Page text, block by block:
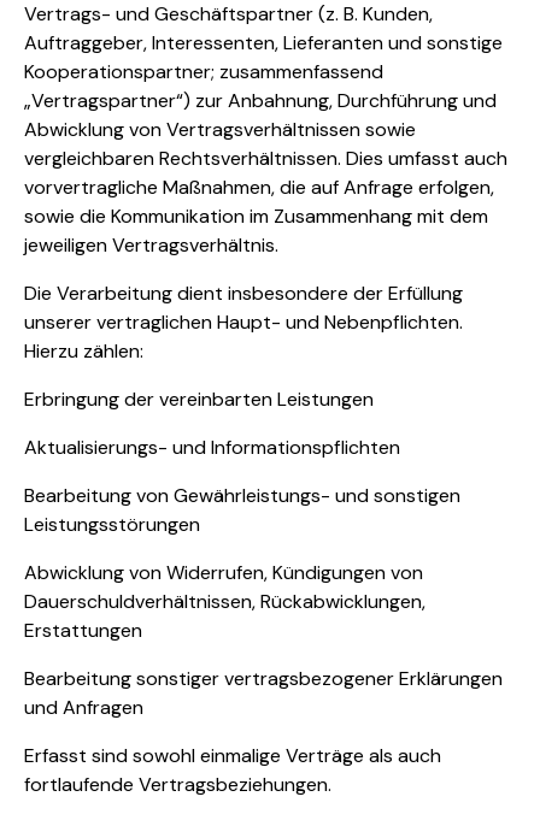
Vertrags- und Geschäftspartner (z. B. Kunden,
Auftraggeber, Interessenten, Lieferanten und sonstige
Kooperationspartner; zusammenfassend
„Vertragspartner“) zur Anbahnung, Durchführung und
Abwicklung von Vertragsverhältnissen sowie
vergleichbaren Rechtsverhältnissen. Dies umfasst auch
vorvertragliche Maßnahmen, die auf Anfrage erfolgen,
sowie die Kommunikation im Zusammenhang mit dem
jeweiligen Vertragsverhältnis.
Die Verarbeitung dient insbesondere der Erfüllung
unserer vertraglichen Haupt- und Nebenpflichten.
Hierzu zählen:
Erbringung der vereinbarten Leistungen
Aktualisierungs- und Informationspflichten
Bearbeitung von Gewährleistungs- und sonstigen
Leistungsstörungen
Abwicklung von Widerrufen, Kündigungen von
Dauerschuldverhältnissen, Rückabwicklungen,
Erstattungen
Bearbeitung sonstiger vertragsbezogener Erklärungen
und Anfragen
Erfasst sind sowohl einmalige Verträge als auch
fortlaufende Vertragsbeziehungen.